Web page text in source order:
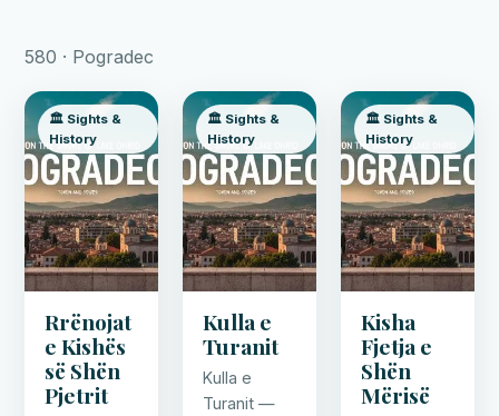
580 · Pogradec
🏛️ Sights &
History
Rrënojat
e Kishës
së Shën
Pjetrit
🏛️ Sights &
History
Kulla e
Turanit
Kulla e
Turanit —
🏛️ Sights &
History
Kisha
Fjetja e
Shën
Mërisë